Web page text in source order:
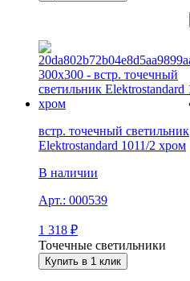
встр. точечный светильник
Elektrostandard 1011/2 хром
В наличии
Арт.: 000539
1 318 ₽
Точечные светильники
Купить в 1 клик